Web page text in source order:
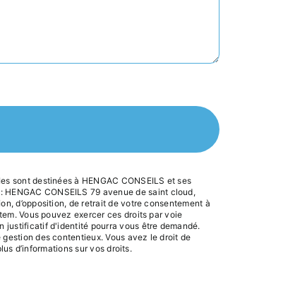
sont destinées à HENGAC CONSEILS et ses
CONSEILS 79 avenue de saint cloud,
d’opposition, de retrait de votre consentement à
Vous pouvez exercer ces droits par voie
justificatif d'identité pourra vous être demandé.
des contentieux. Vous avez le droit de
d’informations sur vos droits.